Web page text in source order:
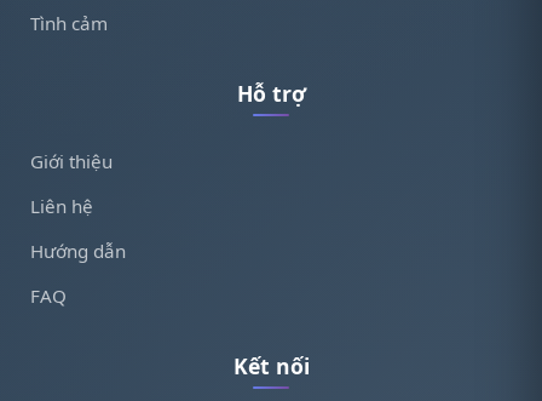
Tình cảm
Hỗ trợ
Giới thiệu
Liên hệ
Hướng dẫn
FAQ
Kết nối